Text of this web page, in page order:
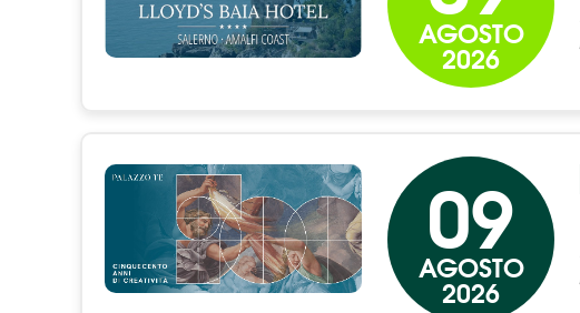
AGOSTO
2026
09
AGOSTO
2026